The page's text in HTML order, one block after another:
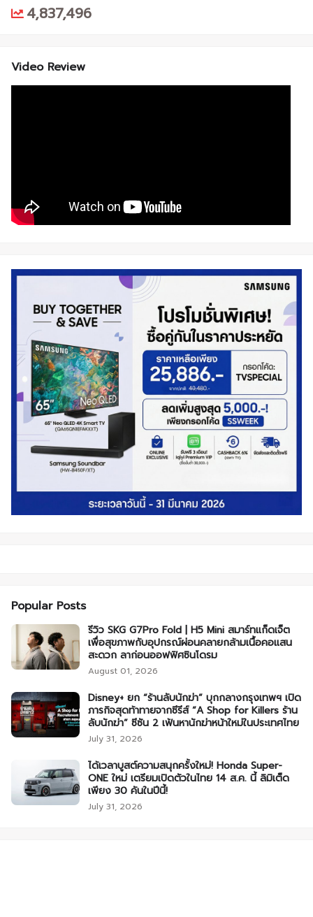
4,837,496
Video Review
Popular Posts
รีวิว SKG G7Pro Fold | H5 Mini สมาร์ทแก็ดเจ็ต
เพื่อสุขภาพกับอุปกรณ์ผ่อนคลายกล้ามเนื้อคอแสน
สะดวก ลาก่อนออฟฟิศซินโดรม
August 01, 2026
Disney+ ยก “ร้านลับนักฆ่า” บุกกลางกรุงเทพฯ เปิด
ภารกิจสุดท้าทายจากซีรีส์ “A Shop for Killers ร้าน
ลับนักฆ่า” ซีซัน 2 เฟ้นหานักฆ่าหน้าใหม่ในประเทศไทย
July 31, 2026
ได้เวลาบูสต์ความสนุกครั้งใหม่! Honda Super-
ONE ใหม่ เตรียมเปิดตัวในไทย 14 ส.ค. นี้ ลิมิเต็ด
เพียง 30 คันในปีนี้!
July 31, 2026